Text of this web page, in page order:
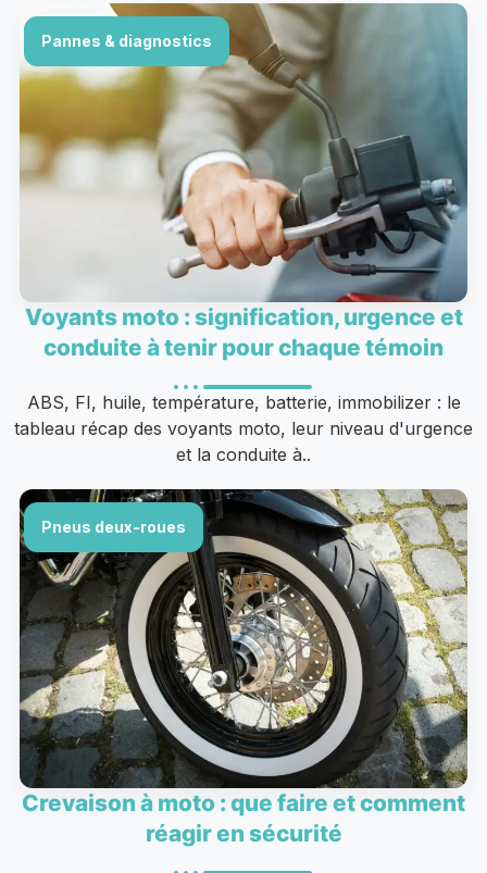
Pannes & diagnostics
Voyants moto : signification, urgence et
conduite à tenir pour chaque témoin
ABS, FI, huile, température, batterie, immobilizer : le
tableau récap des voyants moto, leur niveau d'urgence
et la conduite à..
Pneus deux-roues
Crevaison à moto : que faire et comment
réagir en sécurité